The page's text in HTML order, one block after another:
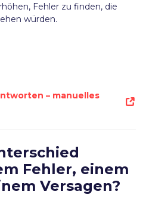
Fehler zu finden, die
würden.
– manuelles
Fehler, einem
Versagen?